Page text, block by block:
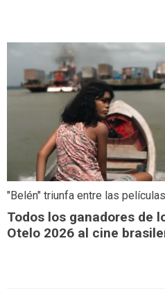
"Belén" triunfa entre las
Todos los ganadores de
Otelo 2026 al cine